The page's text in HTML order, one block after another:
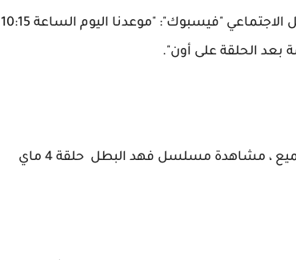
كتب أحمد العوضي عبر حسابه الرسمي على موقع التواصل الاجتماعي "فيسبوك": "موعدنا اليوم الساعة 10:15
مشاهدة مسلسل فهد البطل الرابعه حلقة 4 سينما للجميع ، مشاهدة مسلسل فهد البطل حلقة 4 ماي